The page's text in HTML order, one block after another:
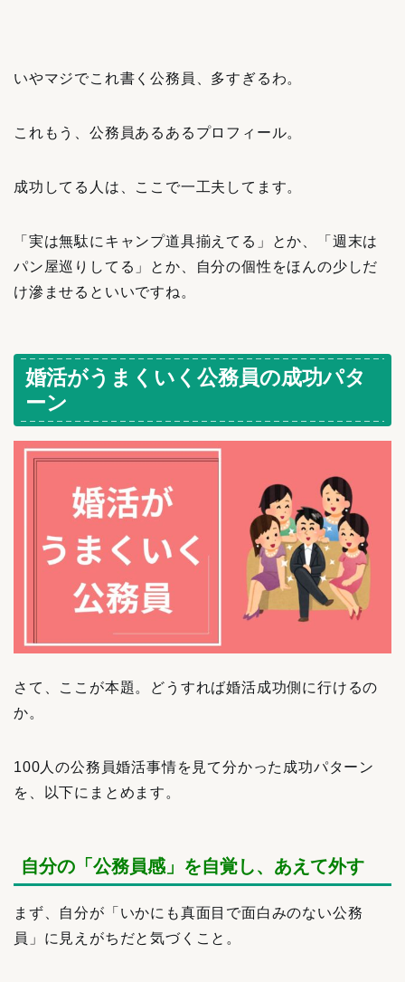
いやマジでこれ書く公務員、多すぎるわ。
これもう、公務員あるあるプロフィール。
成功してる人は、ここで一工夫してます。
「実は無駄にキャンプ道具揃えてる」とか、「週末は
パン屋巡りしてる」とか、自分の個性をほんの少しだ
け滲ませるといいですね。
婚活がうまくいく公務員の成功パタ
ーン
さて、ここが本題。どうすれば婚活成功側に行けるの
か。
100人の公務員婚活事情を見て分かった成功パターン
を、以下にまとめます。
自分の「公務員感」を自覚し、あえて外す
まず、自分が「いかにも真面目で面白みのない公務
員」に見えがちだと気づくこと。